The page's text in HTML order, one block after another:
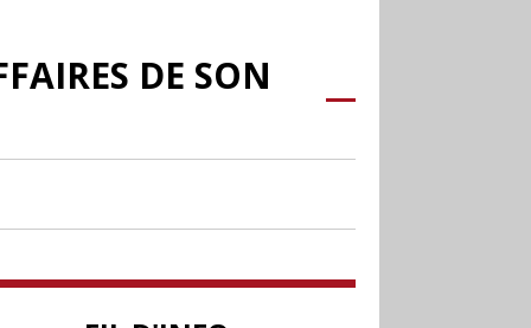
DE SON
25.06
Action ouvre un